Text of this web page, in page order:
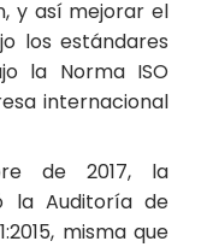
y así mejorar el
los estándares
la Norma ISO
internacional
de 2017, la
la Auditoría de
misma que